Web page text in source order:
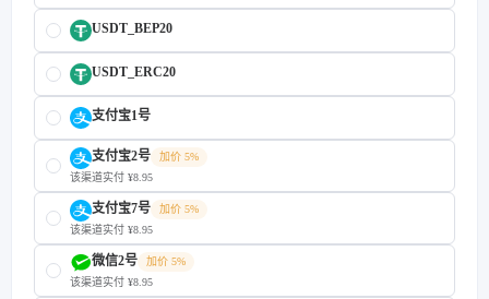
USDT_BEP20
USDT_ERC20
支付宝1号
支付宝2号
加价 5%
该渠道实付 ¥8.95
支付宝7号
加价 5%
该渠道实付 ¥8.95
微信2号
加价 5%
该渠道实付 ¥8.95